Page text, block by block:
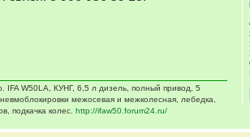
IFA W50LA, КУНГ, 6,5 л дизель, полный привод, 5
межосевая и межколесная, лебедка,
подкачка колес. http://ifaw50.forum24.ru/